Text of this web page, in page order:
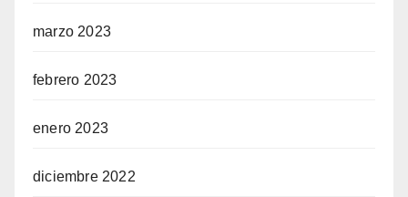
marzo 2023
febrero 2023
enero 2023
diciembre 2022